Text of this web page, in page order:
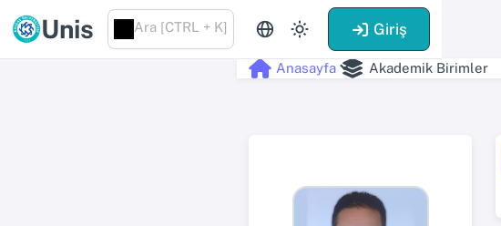
Unis Ara [CTRL + K] Giriş
Anasayfa Akademik Birimler